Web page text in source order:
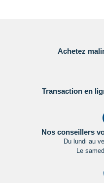
Pour les passagers
l’ambassade du pays de
Important:Les formalités
départ, nous vous
régulièrement le site du
Cliquant ici.
Achetez
Transaction en
Nos conseillers
Du lundi au
Le